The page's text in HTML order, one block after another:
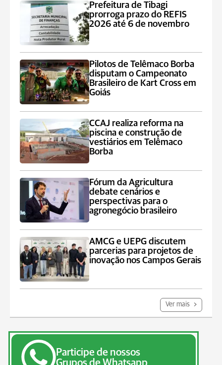
Prefeitura de Tibagi
prorroga prazo do REFIS
2026 até 6 de novembro
Pilotos de Telêmaco Borba
disputam o Campeonato
Brasileiro de Kart Cross em
Goiás
CCAJ realiza reforma na
piscina e construção de
vestiários em Telêmaco
Borba
Fórum da Agricultura
debate cenários e
perspectivas para o
agronegócio brasileiro
AMCG e UEPG discutem
parcerias para projetos de
inovação nos Campos Gerais
Ver mais
Participe de nossos
Grupos de Whatsapp